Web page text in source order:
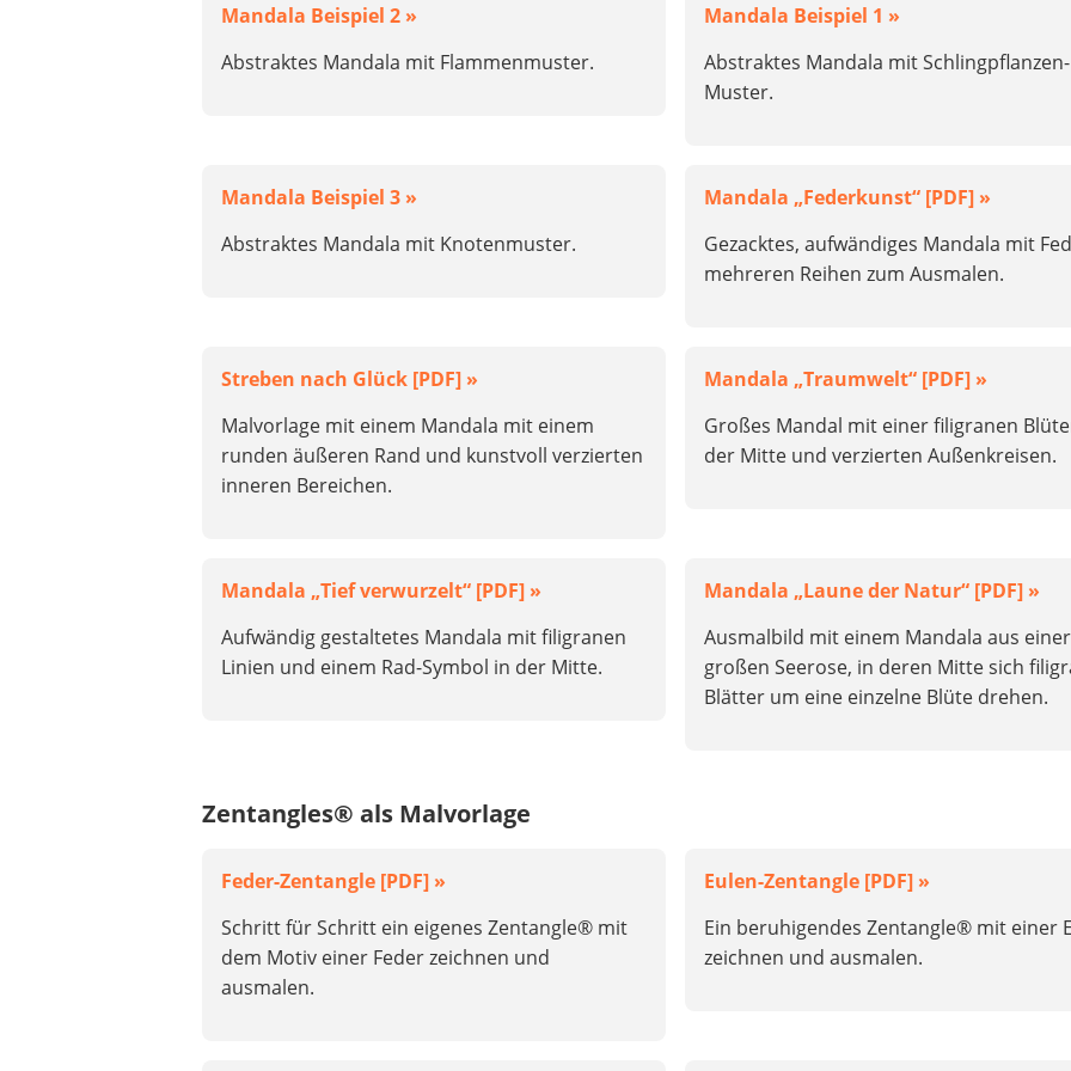
Mandala Beispiel 2 »
Abstraktes Mandala mit Flammenmuster.
Mandala Beispiel 1 »
Abstraktes Mandala mit Schlingpflanzen-
Muster.
Mandala Beispiel 3 »
Abstraktes Mandala mit Knotenmuster.
Mandala „Federkunst“ [PDF] »
Gezacktes, aufwändiges Mandala mit
mehreren Reihen zum Ausmalen.
Streben nach Glück [PDF] »
Malvorlage mit einem Mandala mit einem
runden äußeren Rand und kunstvoll verzierten
inneren Bereichen.
Mandala „Traumwelt“ [PDF] »
Großes Mandal mit einer filigranen
der Mitte und verzierten Außenkreisen.
Mandala „Tief verwurzelt“ [PDF] »
Aufwändig gestaltetes Mandala mit filigranen
Linien und einem Rad-Symbol in der Mitte.
Mandala „Laune der Natur“ [PDF] »
Ausmalbild mit einem Mandala aus einer
großen Seerose, in deren Mitte sich
Blätter um eine einzelne Blüte drehen.
Zentangles® als Malvorlage
Feder-Zentangle [PDF] »
Schritt für Schritt ein eigenes Zentangle® mit
dem Motiv einer Feder zeichnen und
ausmalen.
Eulen-Zentangle [PDF] »
Ein beruhigendes Zentangle® mit einer
zeichnen und ausmalen.